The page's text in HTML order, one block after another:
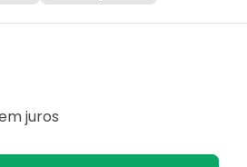
juros